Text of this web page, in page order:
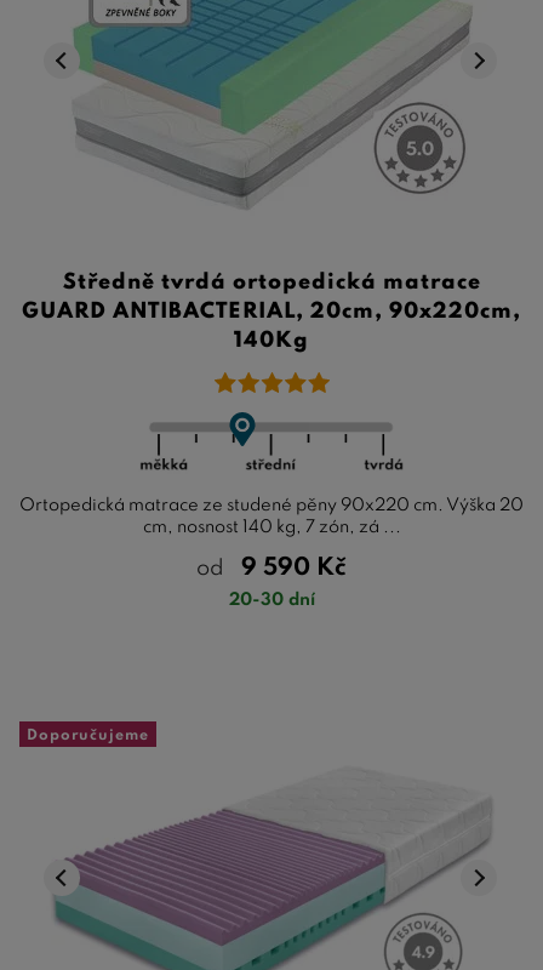
Středně tvrdá ortopedická matrace
GUARD ANTIBACTERIAL, 20cm, 90x220cm,
140Kg
Ortopedická matrace ze studené pěny 90x220 cm. Výška 20
cm, nosnost 140 kg, 7 zón, zá ...
od 9 590 Kč
20-30 dní
Doporučujeme